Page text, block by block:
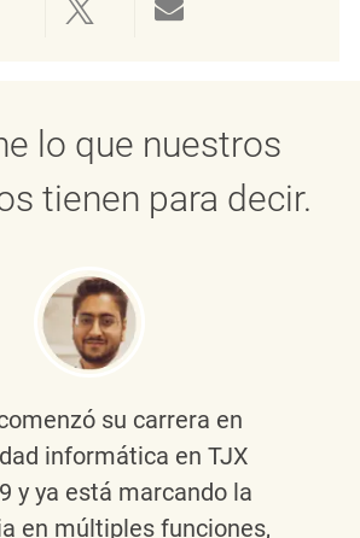
a través de LinkedIn
a través de
Compartir a través
lo que nuestros
tienen para decir.
su carrera en
informática en TJX
y ya está marcando la
en múltiples funciones,